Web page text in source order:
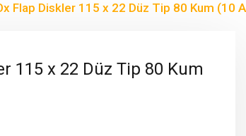
Flap Diskler 115 x 22 Düz Tip 80 Kum (10
115 x 22 Düz Tip 80 Kum